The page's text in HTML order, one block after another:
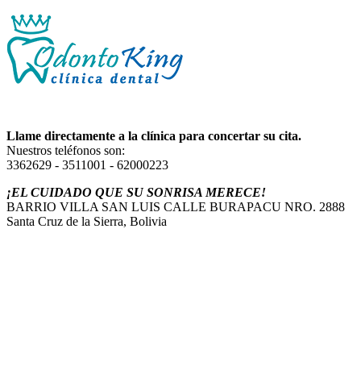
Llame directamente a la clínica para concertar su cita.
Nuestros teléfonos son:
3362629 - 3511001 - 62000223
¡EL CUIDADO QUE SU SONRISA MERECE!
BARRIO VILLA SAN LUIS CALLE BURAPACU NRO. 2888
Santa Cruz de la Sierra, Bolivia